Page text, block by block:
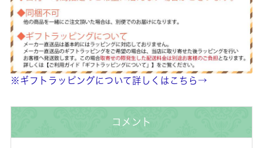
※ギフトラッピングについて詳しくはこちら→
コメント